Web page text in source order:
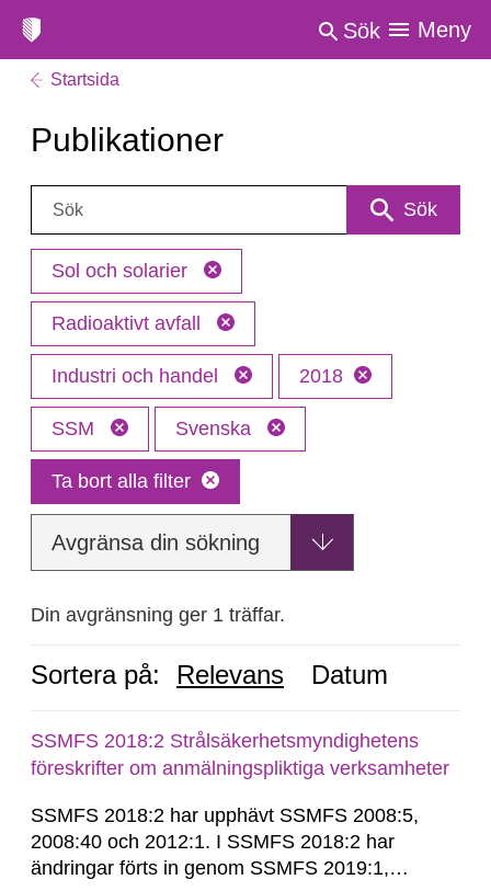
Sök Meny
Startsida
Publikationer
Sök: Sök
Sol och solarier
Radioaktivt avfall
Industri och handel 2018
SSM Svenska
Ta bort alla filter
Avgränsa din sökning
Din avgränsning ger 1 träffar.
Sortera på: Relevans Datum
SSMFS 2018:2 Strålsäkerhetsmyndighetens
föreskrifter om anmälningspliktiga verksamheter
SSMFS 2018:2 har upphävt SSMFS 2008:5,
2008:40 och 2012:1. I SSMFS 2018:2 har
ändringar förts in genom SSMFS 2019:1,